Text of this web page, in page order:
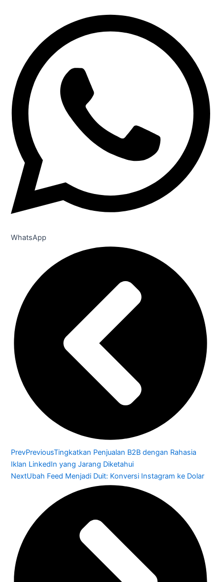
WhatsApp
PrevPreviousTingkatkan Penjualan B2B dengan Rahasia
Iklan LinkedIn yang Jarang Diketahui
NextUbah Feed Menjadi Duit: Konversi Instagram ke Dolar